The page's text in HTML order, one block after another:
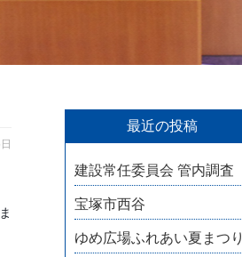
最近の投稿
建設常任委員会 管内調査
宝塚市西谷
ゆめ広場ふれあい夏まつり